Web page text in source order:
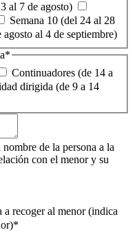
al 7 de agosto)
Semana 10 (del 24 al 28
agosto al 4 de septiembre)
Continuadores (de 14 a
dirigida (de 9 a 14
de la persona a la
con el menor y su
a recoger al menor (indica